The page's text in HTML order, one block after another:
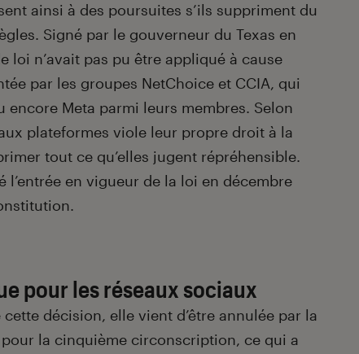
ainsi à des poursuites s’ils suppriment du
Signé par le gouverneur du Texas en
loi n’avait pas pu être appliqué à cause
par les groupes NetChoice et CCIA, qui
encore Meta parmi leurs membres. Selon
plateformes viole leur propre droit à la
tout ce qu’elles jugent répréhensible.
l’entrée en vigueur de la loi en décembre
pour les réseaux sociaux
décision, elle vient d’être annulée par la
pour la cinquième circonscription, ce qui a